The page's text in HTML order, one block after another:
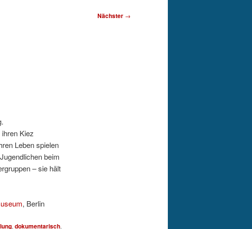
Nächster →
Kiez
Leben spielen
beim
– sie hält
, Berlin
, dokumentarisch,